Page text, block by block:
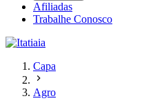
Afiliadas
Trabalhe Conosco
Capa
Agro